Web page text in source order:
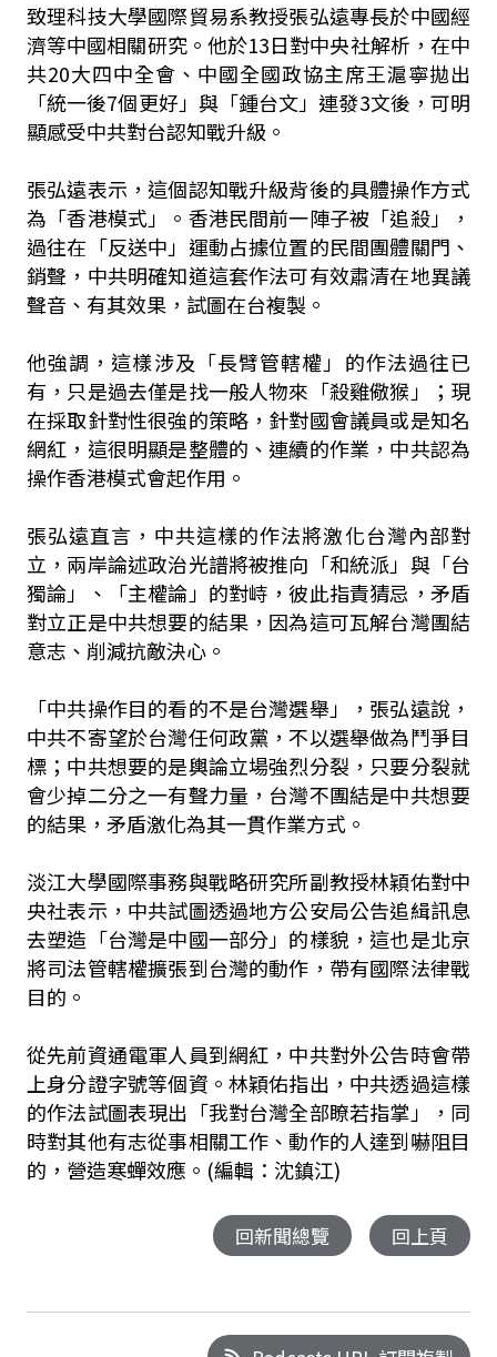
致理科技大學國際貿易系教授張弘遠專長於中國經
濟等中國相關研究。他於13日對中央社解析，在中
共20大四中全會、中國全國政協主席王滬寧拋出
「統一後7個更好」與「鍾台文」連發3文後，可明
顯感受中共對台認知戰升級。
張弘遠表示，這個認知戰升級背後的具體操作方式
為「香港模式」。香港民間前一陣子被「追殺」，
過往在「反送中」運動占據位置的民間團體關門、
銷聲，中共明確知道這套作法可有效肅清在地異議
聲音、有其效果，試圖在台複製。
他強調，這樣涉及「長臂管轄權」的作法過往已
有，只是過去僅是找一般人物來「殺雞儆猴」；現
在採取針對性很強的策略，針對國會議員或是知名
網紅，這很明顯是整體的、連續的作業，中共認為
操作香港模式會起作用。
張弘遠直言，中共這樣的作法將激化台灣內部對
立，兩岸論述政治光譜將被推向「和統派」與「台
獨論」、「主權論」的對峙，彼此指責猜忌，矛盾
對立正是中共想要的結果，因為這可瓦解台灣團結
意志、削減抗敵決心。
「中共操作目的看的不是台灣選舉」，張弘遠說，
中共不寄望於台灣任何政黨，不以選舉做為鬥爭目
標；中共想要的是輿論立場強烈分裂，只要分裂就
會少掉二分之一有聲力量，台灣不團結是中共想要
的結果，矛盾激化為其一貫作業方式。
淡江大學國際事務與戰略研究所副教授林穎佑對中
央社表示，中共試圖透過地方公安局公告追緝訊息
去塑造「台灣是中國一部分」的樣貌，這也是北京
將司法管轄權擴張到台灣的動作，帶有國際法律戰
目的。
從先前資通電軍人員到網紅，中共對外公告時會帶
上身分證字號等個資。林穎佑指出，中共透過這樣
的作法試圖表現出「我對台灣全部瞭若指掌」，同
時對其他有志從事相關工作、動作的人達到嚇阻目
的，營造寒蟬效應。(編輯：沈鎮江)
回新聞總覽 回上頁